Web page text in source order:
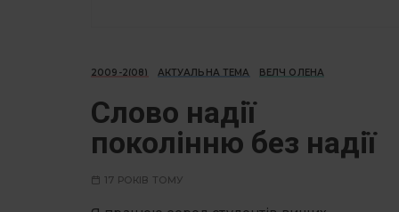
2009-2(08) АКТУАЛЬНА ТЕМА ВЕЛЧ ОЛЕНА
Слово надії
поколінню без надії
17 РОКІВ ТОМУ